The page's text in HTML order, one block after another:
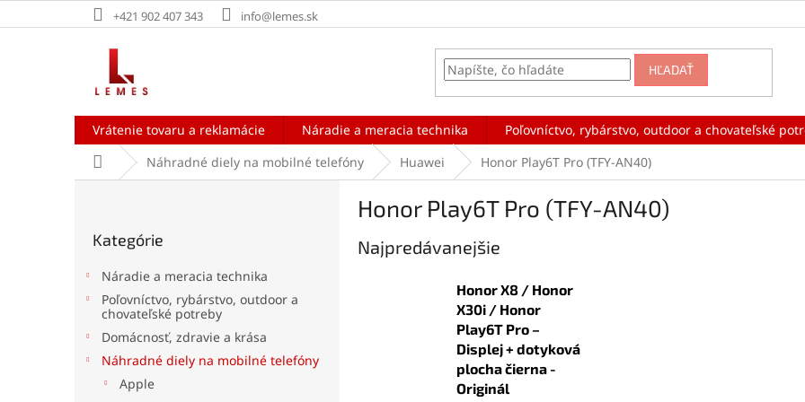
na
+421 902 407 343 info@lemes.sk
HĽADAŤ
Vrátenie tovaru a reklamácie Náradie a meracia technika Poľovníctvo, rybárstvo, outdoor a chovateľské
DomovNáhradné diely na mobilné telefóny Huawei Honor Play6T Pro (TFY-AN40)
kategórie
Kategórie
Náradie a meracia technika
Poľovníctvo, rybárstvo, outdoor a
chovateľské potreby
Domácnosť, zdravie a krása
Náhradné diely na mobilné telefóny
Apple
Honor Play6T Pro (TFY-AN40)
Najpredávanejšie
Honor X8 / Honor
X30i / Honor
Play6T Pro –
Displej + dotyková
plocha čierna -
Originál